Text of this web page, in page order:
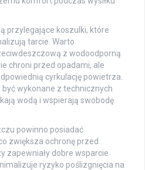
przylegające koszulki, które
tarcie. Warto
z wodoodporną
chroni przed opadami, ale
cyrkulację powietrza.
wykonane z technicznych
wodą i wspierają swobodę
powinno posiadać
zwiększa ochronę przed
zapewniały dobre wsparcie
ryzyko poślizgnięcia na